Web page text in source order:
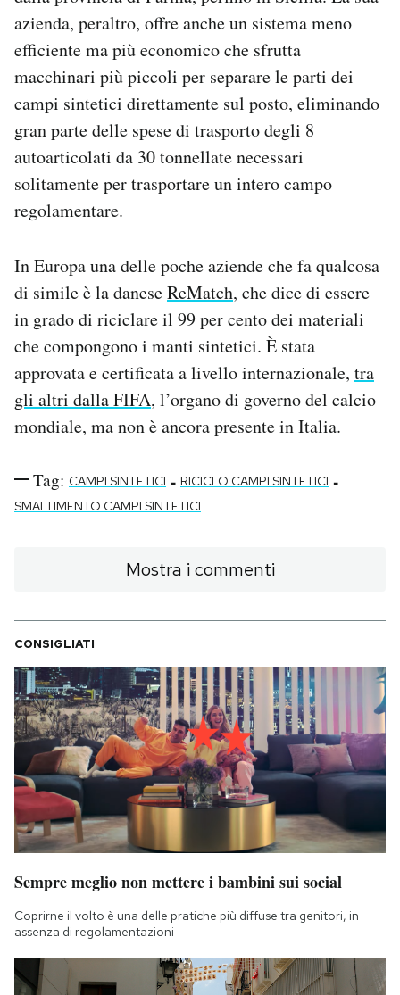
azienda, peraltro, offre anche un sistema meno
efficiente ma più economico che sfrutta
macchinari più piccoli per separare le parti dei
campi sintetici direttamente sul posto, eliminando
gran parte delle spese di trasporto degli 8
autoarticolati da 30 tonnellate necessari
solitamente per trasportare un intero campo
regolamentare.
In Europa una delle poche aziende che fa qualcosa
di simile è la daneseReMatch, che dice di essere
in grado di riciclare il 99 per cento dei materiali
che compongono i manti sintetici. È stata
approvata e certificata a livello internazionale, tra
gli altri dalla FIFA, l’organo di governo del calcio
mondiale, ma non è ancora presente in Italia.
Tag: CAMPI SINTETICI - RICICLO CAMPI SINTETICI -
SMALTIMENTO CAMPI SINTETICI
Mostra i commenti
CONSIGLIATI
Sempre meglio non mettere i bambini sui social
Coprirne il volto è una delle pratiche più diffuse tra genitori, in
assenza di regolamentazioni